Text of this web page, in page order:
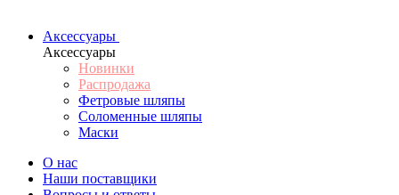
Аксессуары
Аксессуары
Новинки
Распродажа
Фетровые шляпы
Соломенные шляпы
Маски
О нас
Наши поставщики